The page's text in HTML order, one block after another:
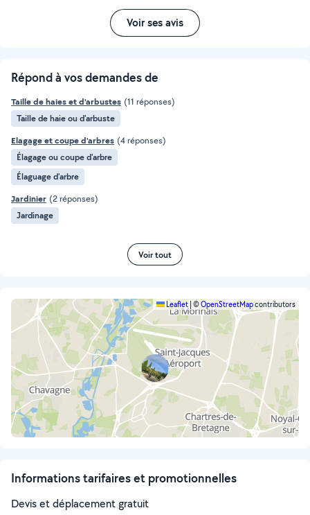
Voir ses avis
Répond à vos demandes de
Taille de haies et d'arbustes (11 réponses)
Taille de haie ou d'arbuste
Elagage et coupe d'arbres (4 réponses)
Élagage ou coupe d'arbre
Élaguage d'arbre
Jardinier (2 réponses)
Jardinage
Voir tout
Leaflet ©OpenStreetMapcontributors
Informations tarifaires et promotionnelles
Devis et déplacement gratuit